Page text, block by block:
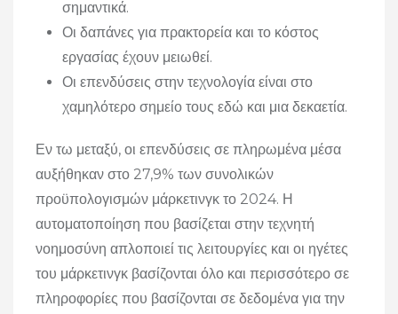
σημαντικά.
Οι δαπάνες για πρακτορεία και το κόστος
εργασίας έχουν μειωθεί.
Οι επενδύσεις στην τεχνολογία είναι στο
χαμηλότερο σημείο τους εδώ και μια δεκαετία.
Εν τω μεταξύ, οι επενδύσεις σε πληρωμένα μέσα
αυξήθηκαν στο 27,9% των συνολικών
προϋπολογισμών μάρκετινγκ το 2024. Η
αυτοματοποίηση που βασίζεται στην τεχνητή
νοημοσύνη απλοποιεί τις λειτουργίες και οι ηγέτες
του μάρκετινγκ βασίζονται όλο και περισσότερο σε
πληροφορίες που βασίζονται σε δεδομένα για την